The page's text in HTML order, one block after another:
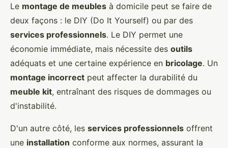
Le montage de meubles à domicile peut se faire de
deux façons : le DIY (Do It Yourself) ou par des
services professionnels. Le DIY permet une
économie immédiate, mais nécessite des outils
adéquats et une certaine expérience en bricolage. Un
montage incorrect peut affecter la durabilité du
meuble kit, entraînant des risques de dommages ou
d'instabilité.
D'un autre côté, les services professionnels offrent
une installation conforme aux normes, assurant la